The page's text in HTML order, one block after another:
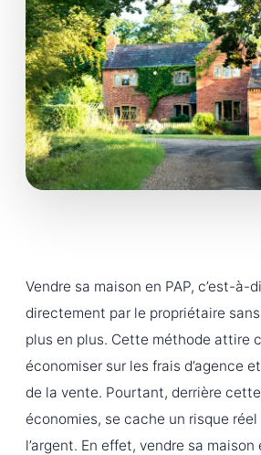
Vendre sa maison en PAP, c’est-à-
directement par le propriétaire
plus en plus. Cette méthode attire
économiser sur les frais d’agence
de la vente. Pourtant, derrière
économies, se cache un risque réel
l’argent. En effet, vendre sa maison